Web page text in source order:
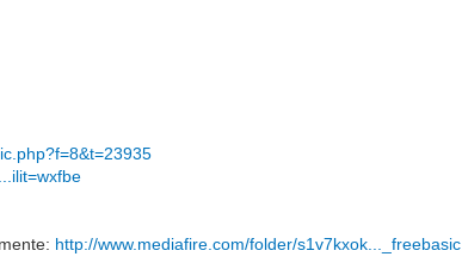
http://www.mediafire.com/folder/s1v7kxok..._freebasic